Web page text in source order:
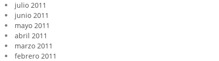
julio 2011
junio 2011
mayo 2011
abril 2011
marzo 2011
febrero 2011